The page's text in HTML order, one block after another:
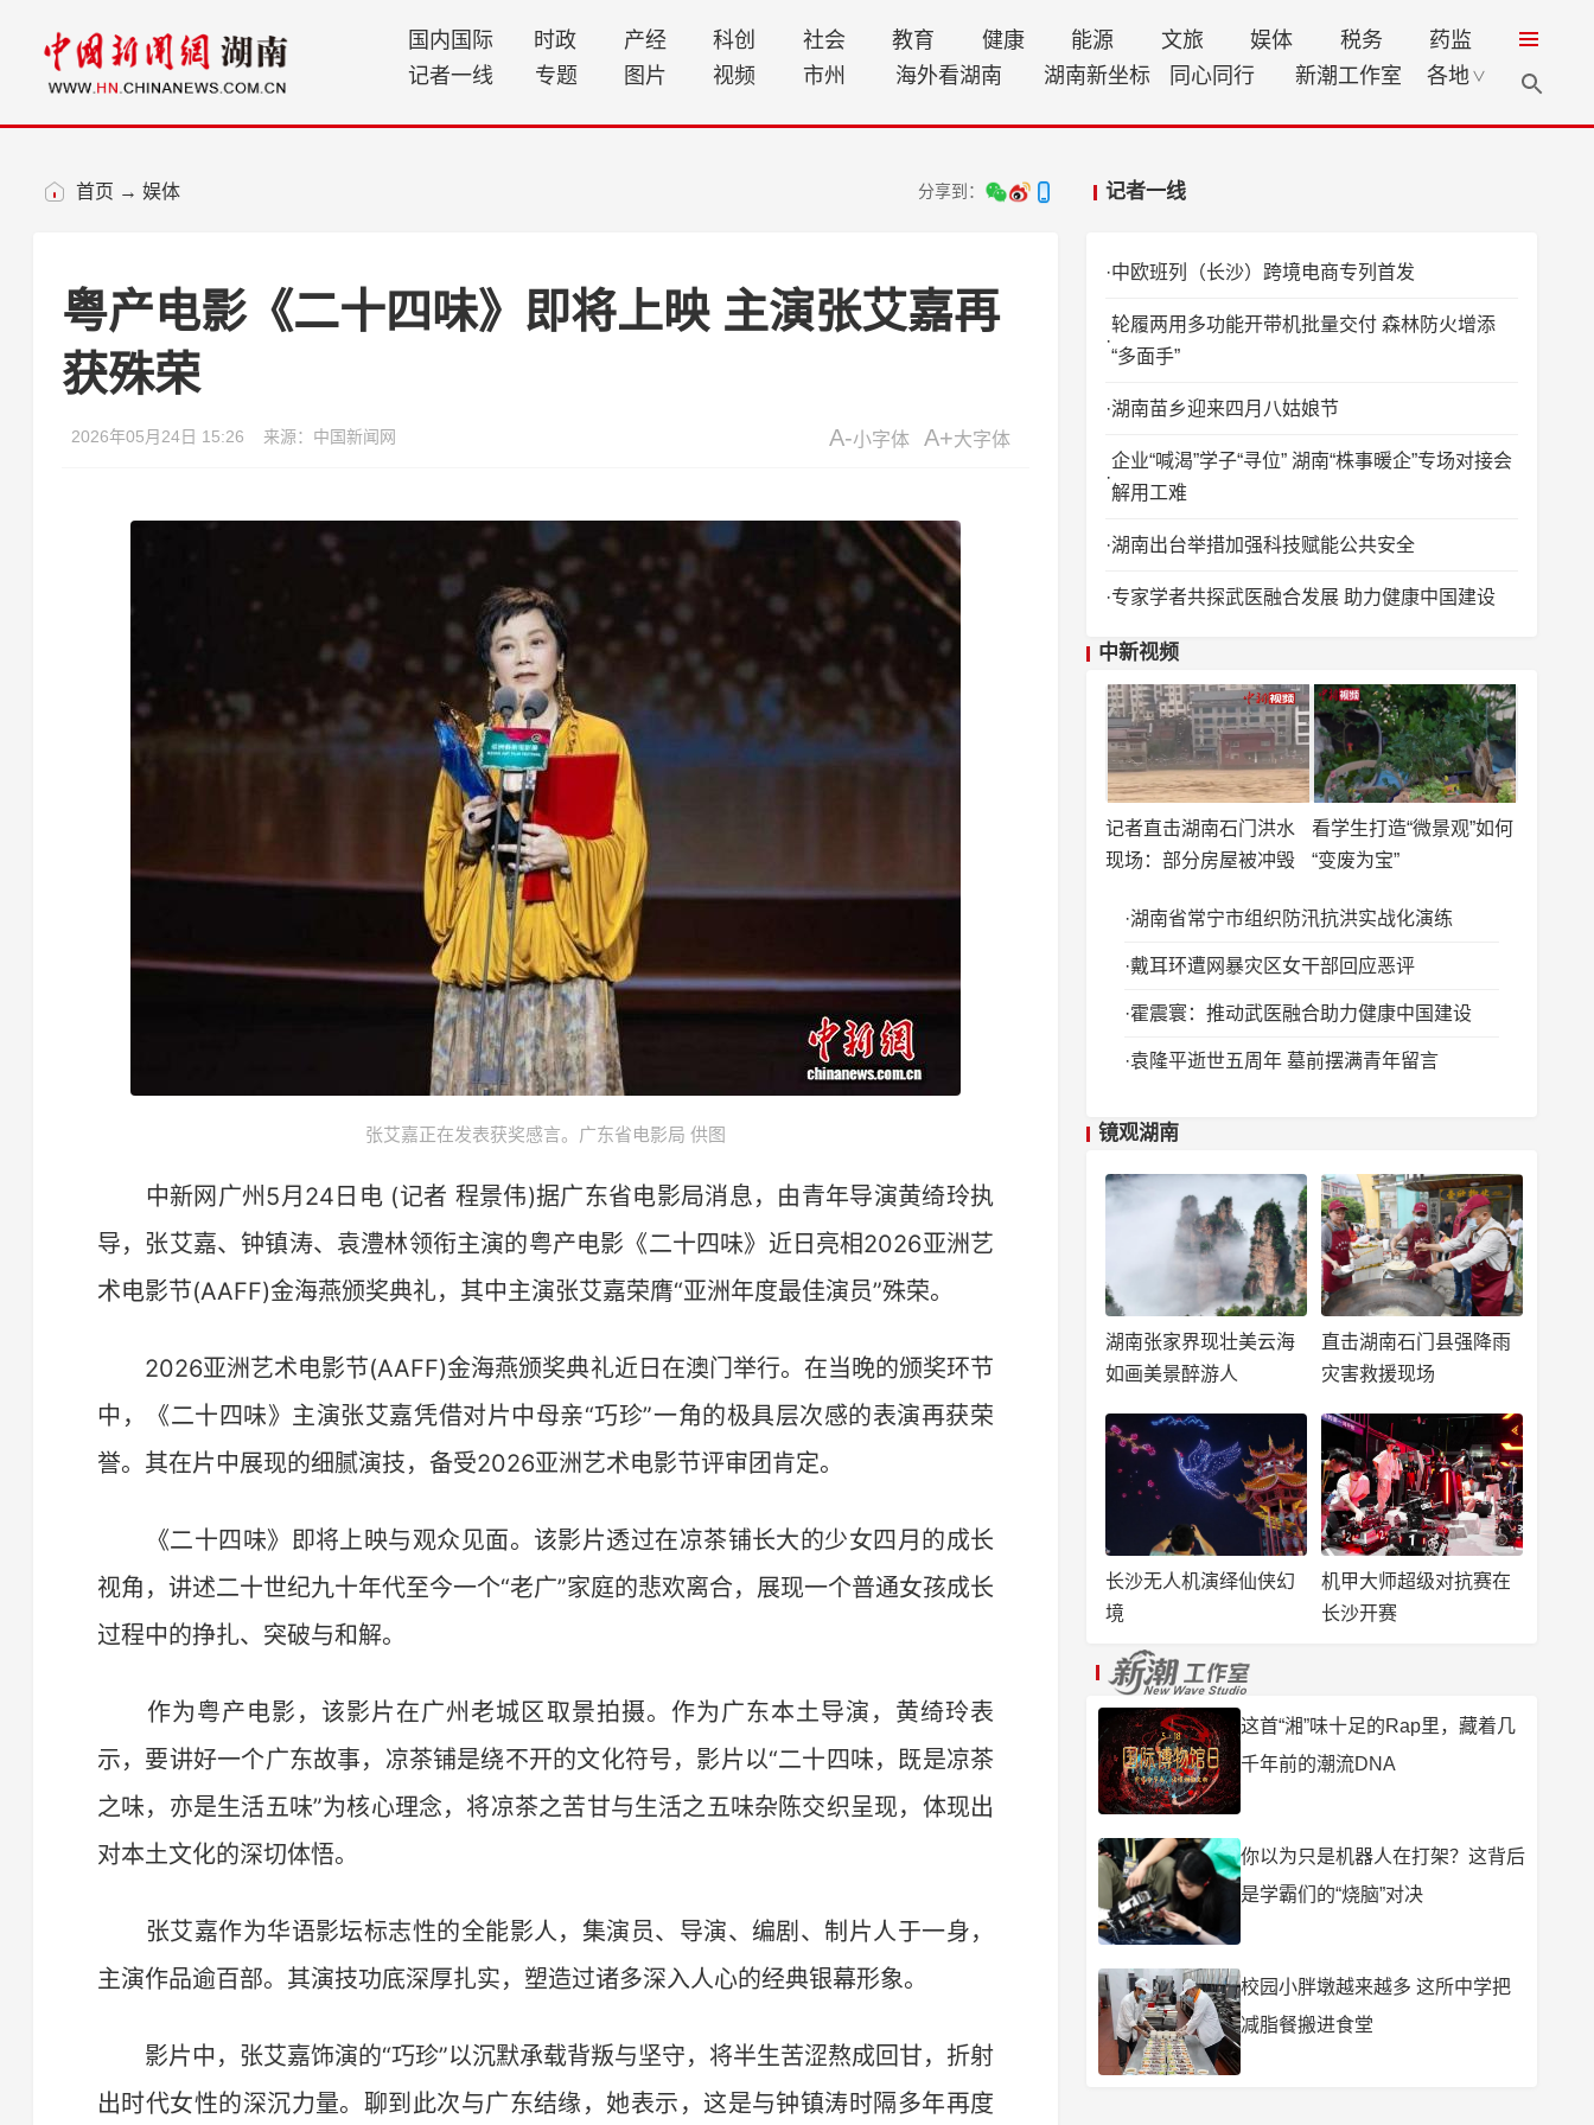
国内国际 时政 产经 科创 社会 教育 健康 能源 文旅 娱体 税务
药监
记者一线
专题 图片 视频 市州 海外看湖南 湖南新坐标 同心同行 新潮工作室 各地 ∨
首页 → 娱体 分享到： 记者一线
粤产电影《二十四味》即将上映 主演张艾嘉再
获殊荣
2026年05月24日 15:26 来源：中国新闻网 A-小字体 A+大字体
张艾嘉正在发表获奖感言。广东省电影局 供图
中新网广州5月24日电 (记者 程景伟)据广东省电影局消息，由青年导演黄绮玲执
导，张艾嘉、钟镇涛、袁澧林领衔主演的粤产电影《二十四味》近日亮相2026亚洲艺
术电影节(AAFF)金海燕颁奖典礼，其中主演张艾嘉荣膺“亚洲年度最佳演员”殊荣。
2026亚洲艺术电影节(AAFF)金海燕颁奖典礼近日在澳门举行。在当晚的颁奖环节
中，《二十四味》主演张艾嘉凭借对片中母亲“巧珍”一角的极具层次感的表演再获荣
誉。其在片中展现的细腻演技，备受2026亚洲艺术电影节评审团肯定。
《二十四味》即将上映与观众见面。该影片透过在凉茶铺长大的少女四月的成长
视角，讲述二十世纪九十年代至今一个“老广”家庭的悲欢离合，展现一个普通女孩成长
过程中的挣扎、突破与和解。
作为粤产电影，该影片在广州老城区取景拍摄。作为广东本土导演，黄绮玲表
示，要讲好一个广东故事，凉茶铺是绕不开的文化符号，影片以“二十四味，既是凉茶
之味，亦是生活五味”为核心理念，将凉茶之苦甘与生活之五味杂陈交织呈现，体现出
对本土文化的深切体悟。
张艾嘉作为华语影坛标志性的全能影人，集演员、导演、编剧、制片人于一身，
主演作品逾百部。其演技功底深厚扎实，塑造过诸多深入人心的经典银幕形象。
影片中，张艾嘉饰演的“巧珍”以沉默承载背叛与坚守，将半生苦涩熬成回甘，折射
出时代女性的深沉力量。聊到此次与广东结缘，她表示，这是与钟镇涛时隔多年再度
中欧班列（长沙）跨境电商专列首发
轮履两用多功能开带机批量交付 森林防火增添
“多面手”
湖南苗乡迎来四月八姑娘节
企业“喊渴”学子“寻位” 湖南“株事暖企”专场对接会
解用工难
湖南出台举措加强科技赋能公共安全
专家学者共探武医融合发展 助力健康中国建设
中新视频
记者直击湖南石门洪水
现场：部分房屋被冲毁
看学生打造“微景观”如何
“变废为宝”
湖南省常宁市组织防汛抗洪实战化演练
戴耳环遭网暴灾区女干部回应恶评
霍震寰：推动武医融合助力健康中国建设
袁隆平逝世五周年 墓前摆满青年留言
镜观湖南
湖南张家界现壮美云海
如画美景醉游人
直击湖南石门县强降雨
灾害救援现场
长沙无人机演绎仙侠幻
境
机甲大师超级对抗赛在
长沙开赛
这首“湘”味十足的Rap里，藏着几
千年前的潮流DNA
你以为只是机器人在打架？这背后
是学霸们的“烧脑”对决
校园小胖墩越来越多 这所中学把
减脂餐搬进食堂